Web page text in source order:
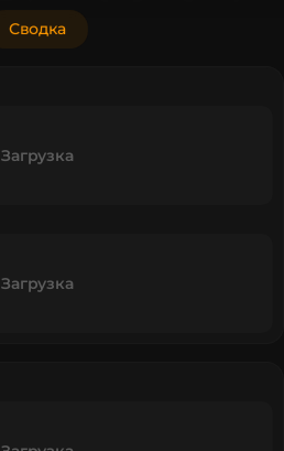
Сводка
Загрузка
Загрузка